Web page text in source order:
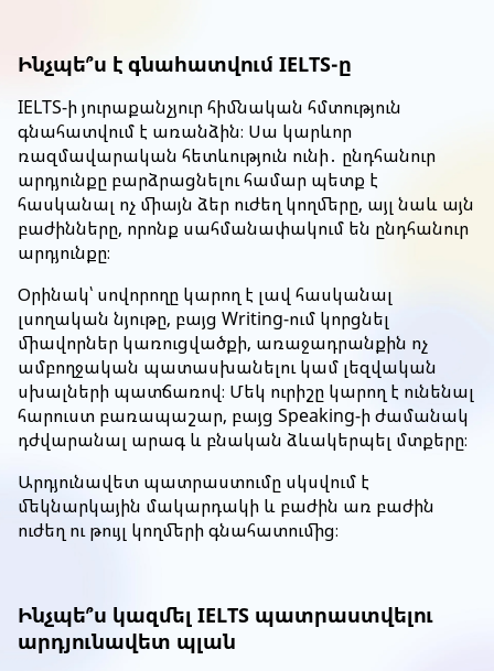
Ինչպե՞ս է գնահատվում IELTS-ը
IELTS-ի յուրաքանչյուր հիմնական հմտություն
գնահատվում է առանձին։ Սա կարևոր
ռազմավարական հետևություն ունի․ ընդհանուր
արդյունքը բարձրացնելու համար պետք է
հասկանալ ոչ միայն ձեր ուժեղ կողմերը, այլ նաև այն
բաժինները, որոնք սահմանափակում են ընդհանուր
արդյունքը։
Օրինակ՝ սովորողը կարող է լավ հասկանալ
լսողական նյութը, բայց Writing-ում կորցնել
միավորներ կառուցվածքի, առաջադրանքին ոչ
ամբողջական պատասխանելու կամ լեզվական
սխալների պատճառով։ Մեկ ուրիշը կարող է ունենալ
հարուստ բառապաշար, բայց Speaking-ի ժամանակ
դժվարանալ արագ և բնական ձևակերպել մտքերը։
Արդյունավետ պատրաստումը սկսվում է
մեկնարկային մակարդակի և բաժին առ բաժին
ուժեղ ու թույլ կողմերի գնահատումից։
Ինչպե՞ս կազմել IELTS պատրաստվելու
արդյունավետ պլան